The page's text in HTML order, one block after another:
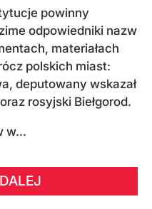
powinny
odpowiedniki nazw
materiałach
polskich miast:
deputowany wskazał
rosyjski Biełgorod.
w...